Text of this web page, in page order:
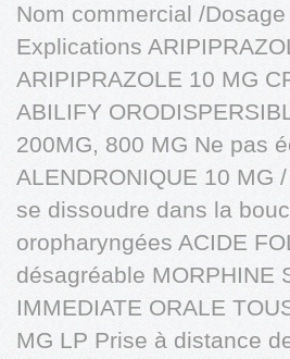
Nom commercial /
Explications
ARIPIPRAZOLE 10 MG
ABILIFY
200MG, 800 MG Ne pas
ALENDRONIQUE 10 MG
se dissoudre dans la
oropharyngées ACIDE
désagréable MORPHINE
IMMEDIATE ORALE
MG LP Prise à distance